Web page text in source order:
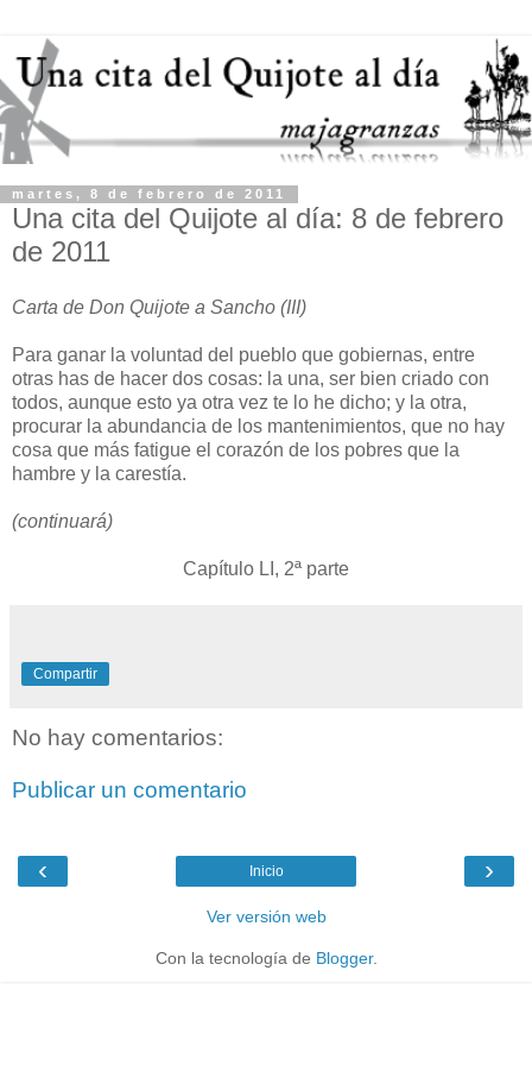
martes, 8 de febrero de 2011
Una cita del Quijote al día: 8 de febrero
de 2011
Carta de Don Quijote a Sancho (III)
Para ganar la voluntad del pueblo que gobiernas, entre
otras has de hacer dos cosas: la una, ser bien criado con
todos, aunque esto ya otra vez te lo he dicho; y la otra,
procurar la abundancia de los mantenimientos, que no hay
cosa que más fatigue el corazón de los pobres que la
hambre y la carestía.
(continuará)
Capítulo LI, 2ª parte
Compartir
No hay comentarios:
Publicar un comentario
‹ ›
Inicio
Ver versión web
Con la tecnología de Blogger.